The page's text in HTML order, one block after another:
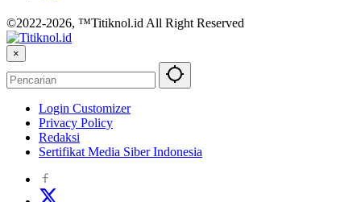
©2022-2026, ™Titiknol.id All Right Reserved
×
Login Customizer
Privacy Policy
Redaksi
Sertifikat Media Siber Indonesia